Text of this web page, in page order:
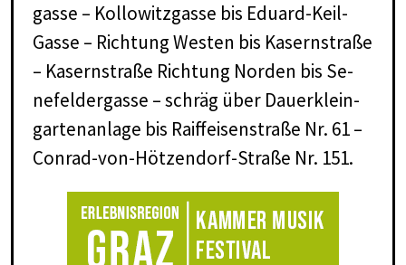
gas­se – Kol­lo­witz­gas­se bis Edu­ard-Keil-
Gas­se – Rich­tung Wes­ten bis Ka­sern­stra­ße
– Ka­sern­stra­ße Rich­tung Nor­den bis Se­
ne­fel­der­gas­se – schräg über Dau­er­klein­
gar­ten­an­la­ge bis Raiff­ei­sen­stra­ße Nr. 61 –
Con­rad-von-Höt­zen­dorf-Stra­ße Nr. 151.